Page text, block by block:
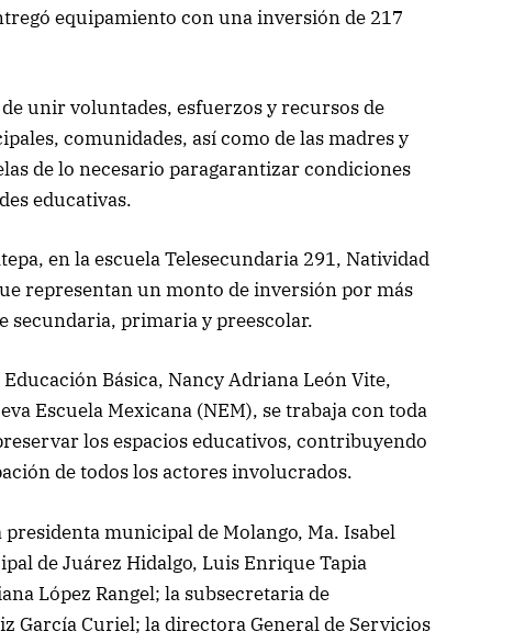
equipamiento con una inversión de 217
unir voluntades, esfuerzos y recursos de
comunidades, así como de las madres y
de lo necesario paragarantizar condiciones
educativas.
en la escuela Telesecundaria 291, Natividad
representan un monto de inversión por más
secundaria, primaria y preescolar.
Básica, Nancy Adriana León Vite,
Escuela Mexicana (NEM), se trabaja con toda
los espacios educativos, contribuyendo
de todos los actores involucrados.
municipal de Molango, Ma. Isabel
de Juárez Hidalgo, Luis Enrique Tapia
López Rangel; la subsecretaria de
García Curiel; la directora General de Servicios